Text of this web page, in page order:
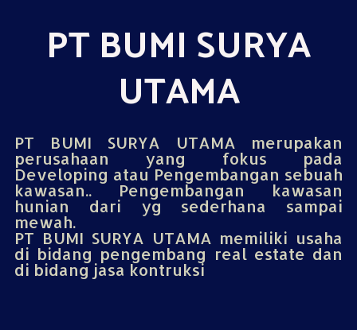
PT BUMI SURYA
UTAMA
PT BUMI SURYA UTAMA merupakan
perusahaan yang fokus pada
Developing atau Pengembangan sebuah
kawasan.. Pengembangan kawasan
hunian dari yg sederhana sampai
mewah.
PT BUMI SURYA UTAMA memiliki usaha
di bidang pengembang real estate dan
di bidang jasa kontruksi